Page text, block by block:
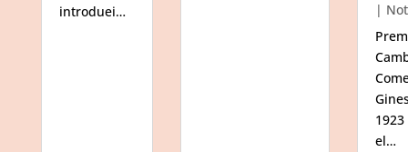
introduei…
|
el…